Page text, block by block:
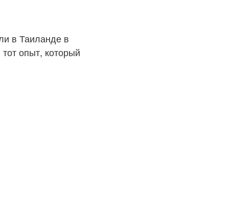
в Таиланде в
опыт, который